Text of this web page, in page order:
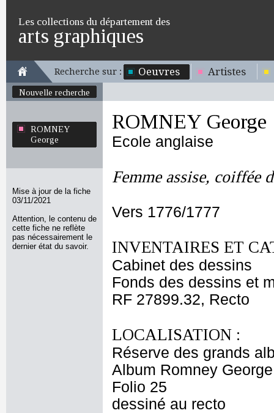
Les collections du département des
arts graphiques
Recherche sur : Oeuvres Artistes
Nouvelle recherche
ROMNEY
George
Mise à jour de la fiche
03/11/2021
Attention, le contenu de
cette fiche ne reflète
pas nécessairement le
dernier état du savoir.
ROMNEY George
Ecole anglaise
Femme assise, coiffée
Vers 1776/1777
INVENTAIRES ET
Cabinet des dessins
Fonds des dessins et
RF 27899.32, Recto
LOCALISATION :
Réserve des grands
Album Romney
Folio 25
dessiné au recto